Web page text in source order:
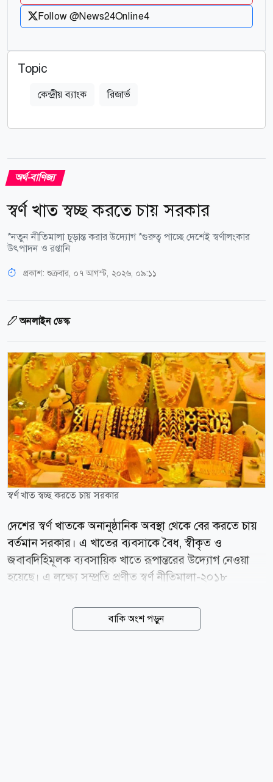
Follow @News24Online4
Topic
কেন্দ্রীয় ব্যাংক রিজার্ভ
অর্থ-বাণিজ্য
স্বর্ণ খাত স্বচ্ছ করতে চায় সরকার
*নতুন নীতিমালা চূড়ান্ত করার উদ্যোগ *গুরুত্ব পাচ্ছে দেশেই স্বর্ণালংকার
উৎপাদন ও রপ্তানি
প্রকাশ: শুক্রবার, ০৭ আগস্ট, ২০২৬, ০৯:১১
অনলাইন ডেস্ক
স্বর্ণ খাত স্বচ্ছ করতে চায় সরকার
দেশের স্বর্ণ খাতকে অনানুষ্ঠানিক অবস্থা থেকে বের করতে চায়
বর্তমান সরকার। এ খাতের ব্যবসাকে বৈধ, স্বীকৃত ও
জবাবদিহিমূলক ব্যবসায়িক খাতে রূপান্তরের উদ্যোগ নেওয়া
হয়েছে। এ লক্ষ্যে সম্প্রতি প্রণীত স্বর্ণ নীতিমালা-২০১৮
অংশীজনদের আগামী রোববারের মধ্যে লিখিত মতামত দিতে
নির্দেশ দেওয়া হয়েছে। গতকাল সচিবালয়ে বাণিজ্য মন্ত্রণালয়ের
বাকি অংশ পড়ুন